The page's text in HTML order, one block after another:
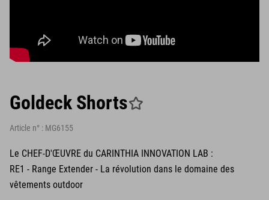
Goldeck Shorts
Article n° : MG6155
Le CHEF-D'ŒUVRE du CARINTHIA INNOVATION LAB :
RE1 - Range Extender - La révolution dans le domaine des
vêtements outdoor